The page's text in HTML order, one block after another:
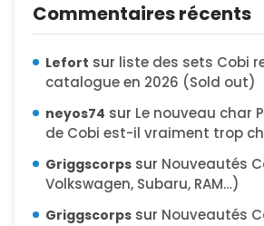
Commentaires récents
Lefort sur liste des sets Cobi
catalogue en 2026 (Sold out)
neyos74 sur Le nouveau char
de Cobi est-il vraiment trop
Griggscorps sur Nouveautés
Volkswagen, Subaru, RAM…)
Griggscorps sur Nouveautés